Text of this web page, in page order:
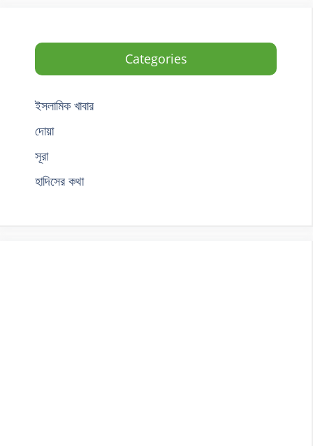
Categories
ইসলামিক খাবার
দোয়া
সূরা
হাদিসের কথা